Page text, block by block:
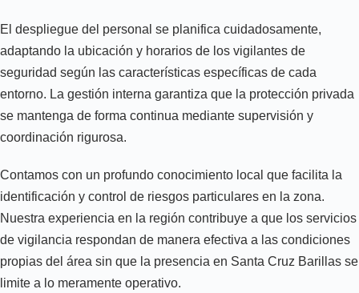
El despliegue del personal se planifica cuidadosamente,
adaptando la ubicación y horarios de los vigilantes de
seguridad según las características específicas de cada
entorno. La gestión interna garantiza que la protección privada
se mantenga de forma continua mediante supervisión y
coordinación rigurosa.
Contamos con un profundo conocimiento local que facilita la
identificación y control de riesgos particulares en la zona.
Nuestra experiencia en la región contribuye a que los servicios
de vigilancia respondan de manera efectiva a las condiciones
propias del área sin que la presencia en Santa Cruz Barillas se
limite a lo meramente operativo.